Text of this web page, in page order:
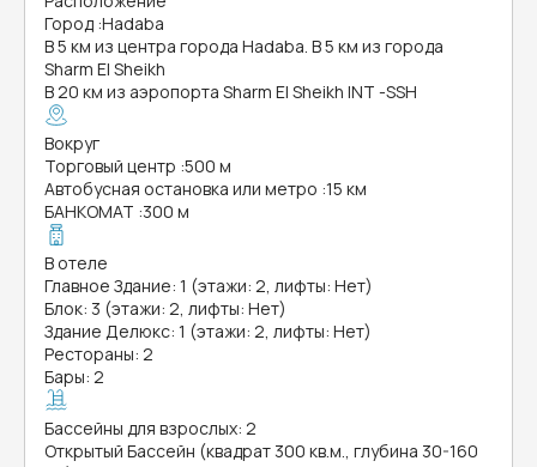
Город :Hadaba
В 5 км из центра города Hadaba. В 5 км из города
Sharm El Sheikh
В 20 км из аэропорта Sharm El Sheikh INT -SSH
Вокруг
Торговый центр :500 м
Автобусная остановка или метро :15 км
БАНКОМАТ :300 м
В отеле
Главное Здание: 1 (этажи: 2, лифты: Нет)
Блок: 3 (этажи: 2, лифты: Нет)
Здание Делюкс: 1 (этажи: 2, лифты: Нет)
Рестораны: 2
Бары: 2
Бассейны для взрослых: 2
Открытый Бассейн (квадрат 300 кв.м., глубина 30-160